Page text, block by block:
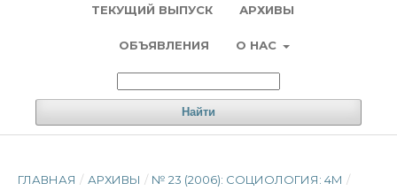
ТЕКУЩИЙ ВЫПУСК АРХИВЫ
ОБЪЯВЛЕНИЯ О НАС
Найти
ГЛАВНАЯ / АРХИВЫ / № 23 (2006): СОЦИОЛОГИЯ: 4М /